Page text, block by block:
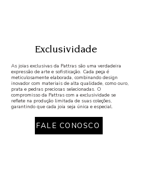
Exclusividade
As joias exclusivas da Pattras são uma verdadeira
expressão de arte e sofisticação. Cada peça é
meticulosamente elaborada, combinando design
inovador com materiais de alta qualidade, como ouro,
prata e pedras preciosas selecionadas. O
compromisso da Pattras com a exclusividade se
reflete na produção limitada de suas coleções,
garantindo que cada joia seja única e especial.
FALE CONOSCO